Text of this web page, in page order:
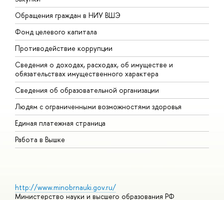
Обращения граждан в НИУ ВШЭ
Фонд целевого капитала
Противодействие коррупции
Сведения о доходах, расходах, об имуществе и
обязательствах имущественного характера
Сведения об образовательной организации
Людям с ограниченными возможностями здоровья
Единая платежная страница
Работа в Вышке
http://www.minobrnauki.gov.ru/
Министерство науки и высшего образования РФ